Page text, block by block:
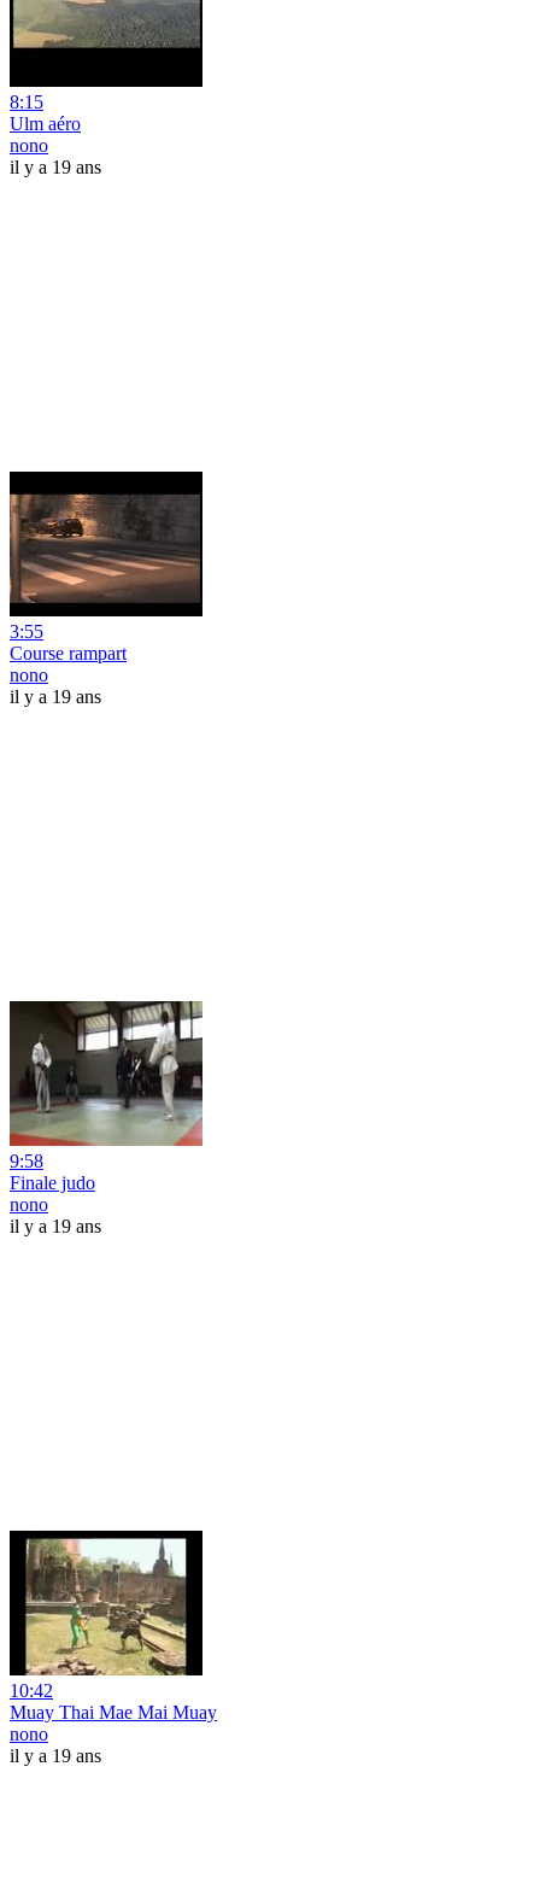
8:15
Ulm aéro
nono
il y a 19 ans
3:55
Course rampart
nono
il y a 19 ans
9:58
Finale judo
nono
il y a 19 ans
10:42
Muay Thai Mae Mai Muay
nono
il y a 19 ans